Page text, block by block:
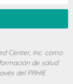
Center, Inc. como
de salud
del PRHIE.